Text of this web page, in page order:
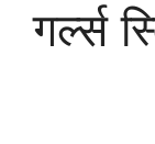
गर्ल्स